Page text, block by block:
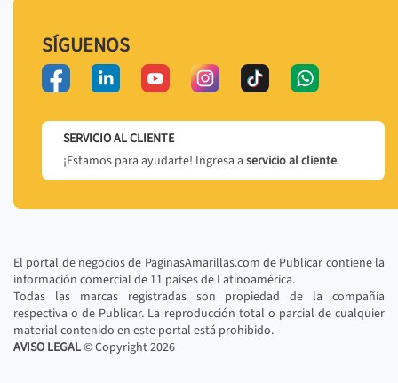
SÍGUENOS
SERVICIO AL CLIENTE
¡Estamos para ayudarte! Ingresa a servicio al cliente.
El portal de negocios de PaginasAmarillas.com de Publicar contiene la
información comercial de 11 países de Latinoamérica.
Todas las marcas registradas son propiedad de la compañía
respectiva o de Publicar. La reproducción total o parcial de cualquier
material contenido en este portal está prohibido.
AVISO LEGAL© Copyright2026